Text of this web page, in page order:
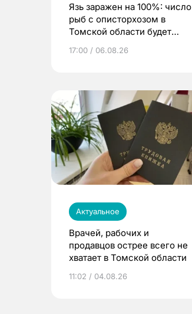
Язь заражен на 100%: число
рыб с описторхозом в
Томской области будет
17:00 / 06.08.26
Актуальное
Врачей, рабочих и
продавцов острее всего не
хватает в Томской области
11:02 / 04.08.26